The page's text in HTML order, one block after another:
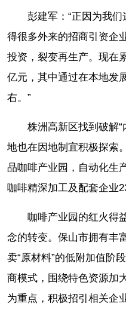
彭建军：“正因为我
得很多外来的招商引资企
投资，裂变再生产。现在
亿元，其中通过在本地发
右。”
株洲高新区找到破解
地也在因地制宜积极探索
品咖啡产业园，自动化生
咖啡精深加工及配套企业
咖啡产业园的红火得
念的转变。保山市拥有丰
卖“原材料”的低附加值阶
商模式，围绕特色资源加
为重点，积极招引相关企业